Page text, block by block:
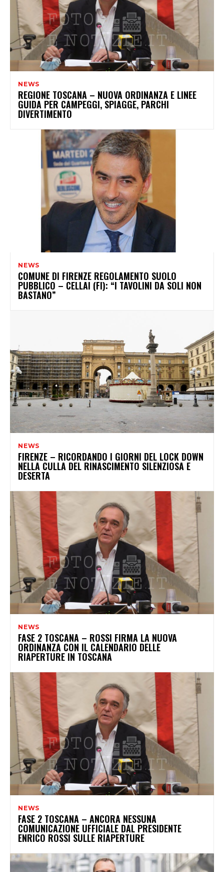
NEWS
REGIONE TOSCANA – NUOVA ORDINANZA E LINEE
GUIDA PER CAMPEGGI, SPIAGGE, PARCHI
DIVERTIMENTO
NEWS
COMUNE DI FIRENZE REGOLAMENTO SUOLO
PUBBLICO – CELLAI (FI): “I TAVOLINI DA SOLI NON
BASTANO”
NEWS
FIRENZE – RICORDANDO I GIORNI DEL LOCK DOWN
NELLA CULLA DEL RINASCIMENTO SILENZIOSA E
DESERTA
NEWS
FASE 2 TOSCANA – ROSSI FIRMA LA NUOVA
ORDINANZA CON IL CALENDARIO DELLE
RIAPERTURE IN TOSCANA
NEWS
FASE 2 TOSCANA – ANCORA NESSUNA
COMUNICAZIONE UFFICIALE DAL PRESIDENTE
ENRICO ROSSI SULLE RIAPERTURE